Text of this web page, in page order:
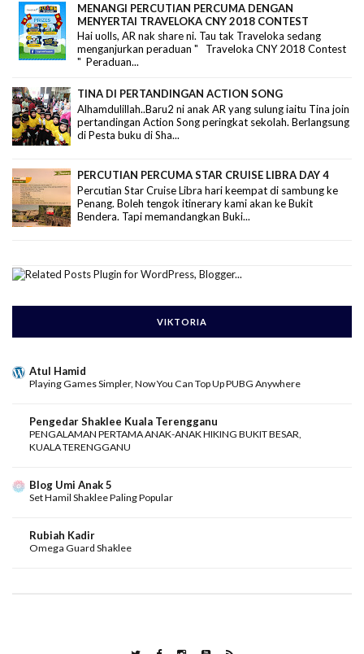
MENANGI PERCUTIAN PERCUMA DENGAN
MENYERTAI TRAVELOKA CNY 2018 CONTEST
Hai uolls, AR nak share ni. Tau tak Traveloka sedang
menganjurkan peraduan " Traveloka CNY 2018 Contest
" Peraduan...
TINA DI PERTANDINGAN ACTION SONG
Alhamdulillah..Baru2 ni anak AR yang sulung iaitu Tina join
pertandingan Action Song peringkat sekolah. Berlangsung
di Pesta buku di Sha...
PERCUTIAN PERCUMA STAR CRUISE LIBRA DAY 4
Percutian Star Cruise Libra hari keempat di sambung ke
Penang. Boleh tengok itinerary kami akan ke Bukit
Bendera. Tapi memandangkan Buki...
VIKTORIA
Atul Hamid
Playing Games Simpler, Now You Can Top Up PUBG Anywhere
Pengedar Shaklee Kuala Terengganu
PENGALAMAN PERTAMA ANAK-ANAK HIKING BUKIT BESAR,
KUALA TERENGGANU
Blog Umi Anak 5
Set Hamil Shaklee Paling Popular
Rubiah Kadir
Omega Guard Shaklee